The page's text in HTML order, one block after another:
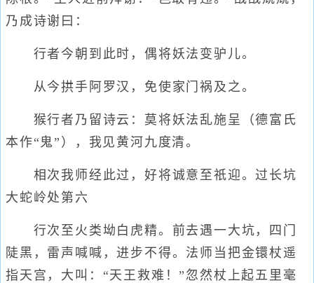
乃成诗谢曰：
行者今朝到此时，偶将妖法变驴儿。
从今拱手阿罗汉，免使家门祸及之。
猴行者乃留诗云：莫将妖法乱施呈（德富氏
本作“鬼”），我见黄河九度清。
相次我师经此过，好将诚意至祇迎。过长坑
大蛇岭处第六
行次至火类坳白虎精。前去遇一大坑，四门
陡黑，雷声喊喊，进步不得。法师当把金镮杖遥
指天宫，大叫：“天王救难！”忽然杖上起五里毫